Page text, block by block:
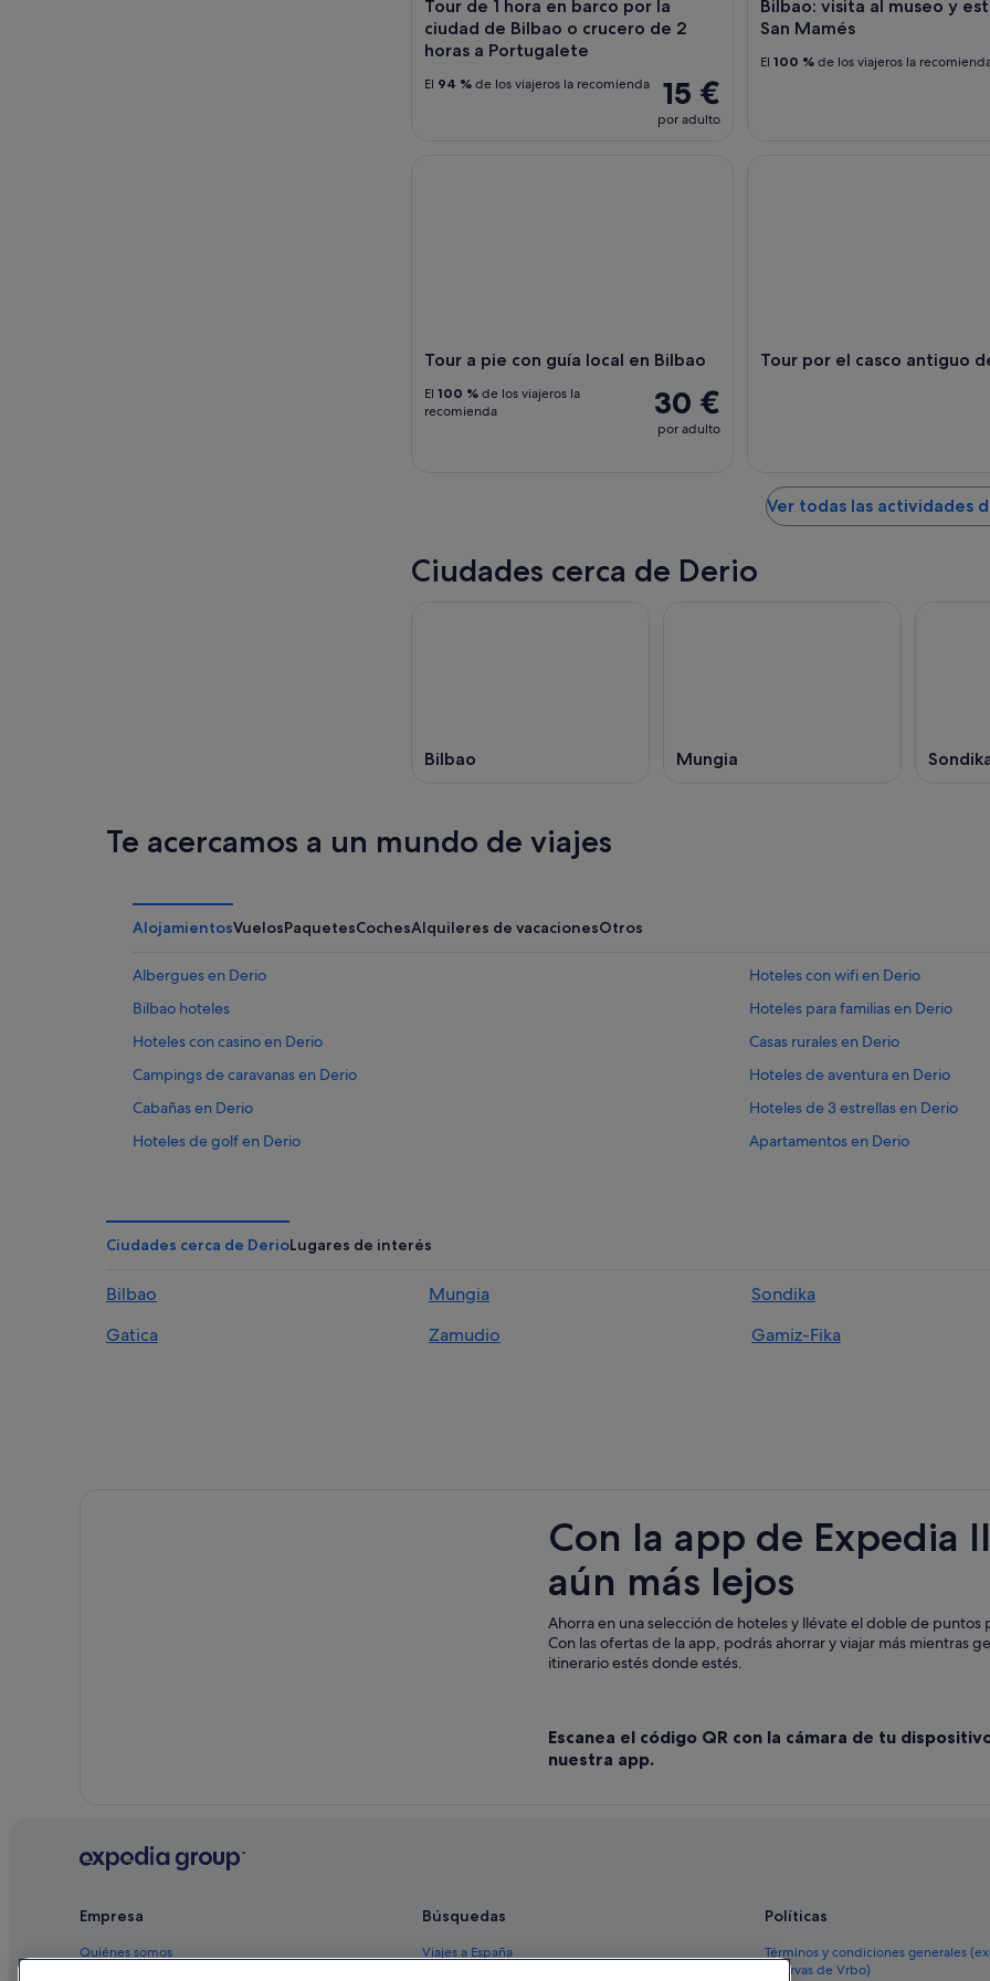
16
ago
Tour de 1 hora en barco por la
ciudad de Bilbao o crucero de 2
horas a Portugalete
15 €
por adulto
El 94 % de los viajeros la recomienda
Bilbao: visita al museo y
San Mamés
El 100 % de los viajeros la
Tour a pie con guía local en Bilbao
30 €
por adulto
El 100 % de los viajeros la
recomienda
Tour por el casco antiguo
Ver todas las actividades
Ciudades cerca de Derio
Bilbao Mungia
Te acercamos a un mundo de viajes
AlojamientosVuelosPaquetesCochesAlquileres de vacacionesOtros
Albergues en Derio
Hoteles con wifi en Derio
Bilbao hoteles
Hoteles para familias en Derio
Hoteles con casino en Derio
Casas rurales en Derio
Campings de caravanas en Derio
Hoteles de aventura en Derio
Cabañas en Derio
Hoteles de 3 estrellas en Derio
Hoteles de golf en Derio
Apartamentos en Derio
Hoteles con spa en Derio
Ciudades cerca de DerioLugares de interés
Bilbao Mungia Sondika
Gatica
Zamudio Gamiz-Fika
Con la app de Expedia
aún más lejos
Ahorra en una selección de hoteles y llévate el doble de puntos
Con las ofertas de la app, podrás ahorrar y viajar más mientras
itinerario estés donde estés.
Escanea el código QR con la cámara de tu
nuestra app.
Empresa
Quiénes somos
Búsquedas
Viajes a España
Políticas
Términos y condiciones generales
reservas de Vrbo)